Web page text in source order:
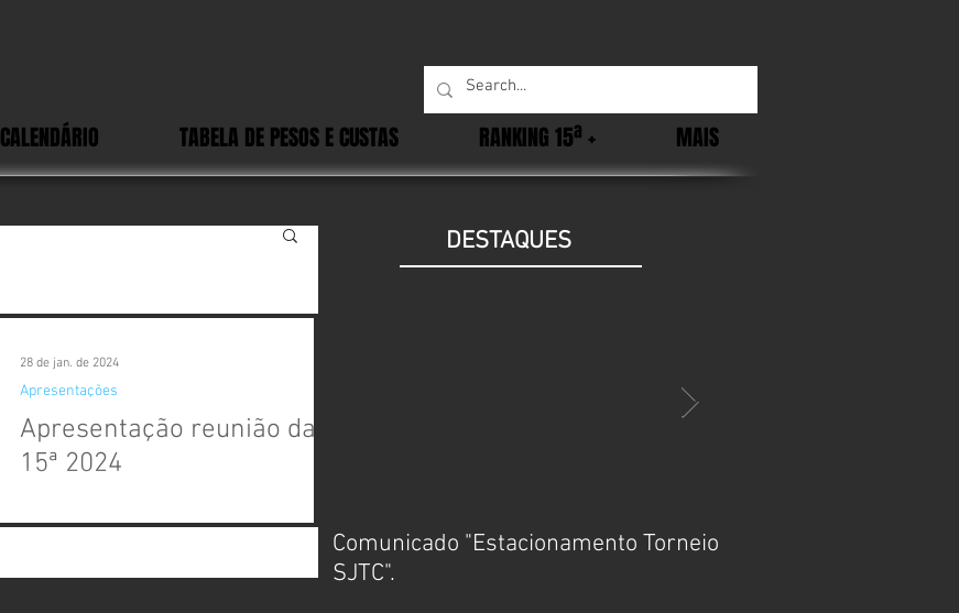
CALENDÁRIO TABELA DE PESOS E CUSTAS RANKING 15ª + MAIS
Apresentação reunião da
15ª 2024
Apresentações
28 de jan. de 2024
DESTAQUES
Comunicado "Estacionamento Torneio
SJTC".